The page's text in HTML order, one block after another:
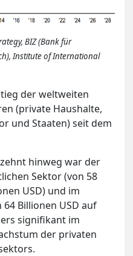
BIZ (Bank für
Institute of International
der weltweiten
(private Haushalte,
und Staaten) seit dem
hinweg war der
Sektor (von 58
USD) und im
Billionen USD auf
signifikant im
der privaten